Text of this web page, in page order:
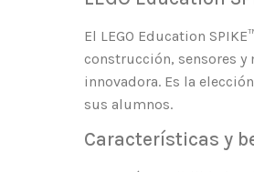
El LEGO Education
construcción, sensores
innovadora. Es la
sus alumnos.
Características y